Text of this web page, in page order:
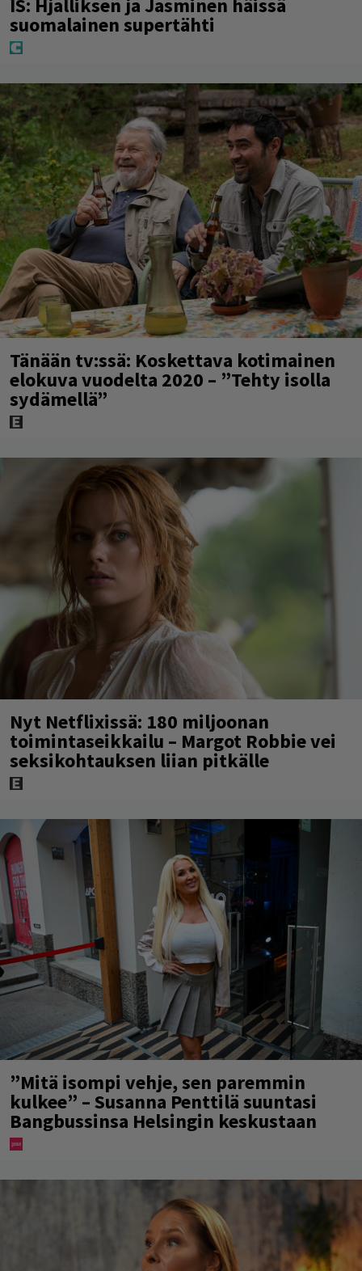
IS: Hjalliksen ja Jasminen häissä
suomalainen supertähti
Tänään tv:ssä: Koskettava kotimainen
elokuva vuodelta 2020 – ”Tehty isolla
sydämellä”
Nyt Netflixissä: 180 miljoonan
toimintaseikkailu – Margot Robbie vei
seksikohtauksen liian pitkälle
”Mitä isompi vehje, sen paremmin
kulkee” – Susanna Penttilä suuntasi
Bangbussinsa Helsingin keskustaan